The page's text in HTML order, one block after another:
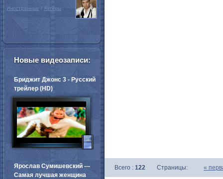
Всего : 122 Страницы: «
Иностранные / Актёры
Новые видеозаписи:
Бриджит Джонс 3 - Русский
трейлер (HD)
Ярослав Сумишевский ---
Самая лучшая женщина